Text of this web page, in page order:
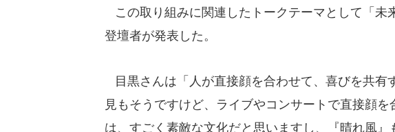
この取り組みに関連したトークテーマとして「未
登壇者が発表した。
目黒さんは「人が直接顔を合わせて、喜びを共有
見もそうですけど、ライブやコンサートで直接顔
は、すごく素敵な文化だと思いますし、『晴れ風